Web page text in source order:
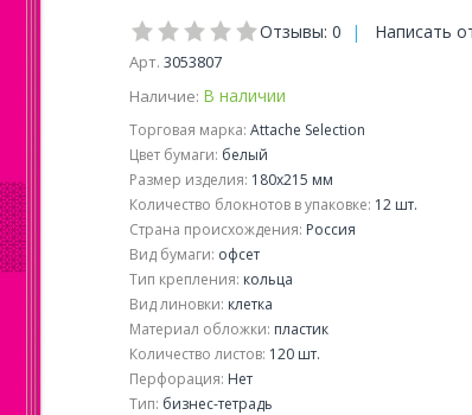
Отзывы: 0 | Написать
Арт. 3053807
Наличие: В наличии
Торговая марка: Attache Selection
Цвет бумаги: белый
Размер изделия: 180x215 мм
Количество блокнотов в упаковке: 12 шт.
Страна происхождения: Россия
Вид бумаги: офсeт
Тип крепления: кольца
Вид линовки: клетка
Материал обложки: пластик
Количество листов: 120 шт.
Перфорация: Нет
Тип: бизнес-тетрадь